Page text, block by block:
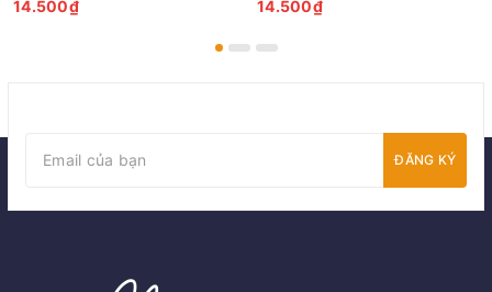
14.500₫ 14.500₫
ĐĂNG KÝ